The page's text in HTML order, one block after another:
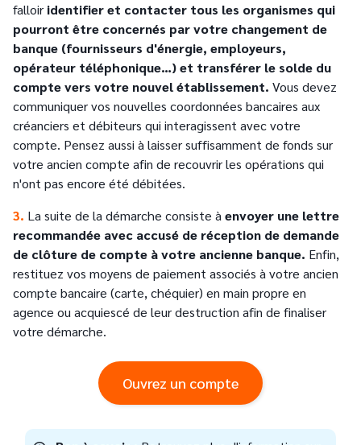
falloir identifier et contacter tous les organismes qui
pourront être concernés par votre changement de
banque (fournisseurs d'énergie, employeurs,
opérateur téléphonique…) et transférer le solde du
compte vers votre nouvel établissement. Vous devez
communiquer vos nouvelles coordonnées bancaires aux
créanciers et débiteurs qui interagissent avec votre
compte. Pensez aussi à laisser suffisamment de fonds sur
votre ancien compte afin de recouvrir les opérations qui
n'ont pas encore été débitées.
3. La suite de la démarche consiste à envoyer une lettre
recommandée avec accusé de réception de demande
de clôture de compte à votre ancienne banque. Enfin,
restituez vos moyens de paiement associés à votre ancien
compte bancaire (carte, chéquier) en main propre en
agence ou acquiescé de leur destruction afin de finaliser
votre démarche.
Ouvrez un compte